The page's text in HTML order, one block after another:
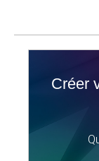
Créer